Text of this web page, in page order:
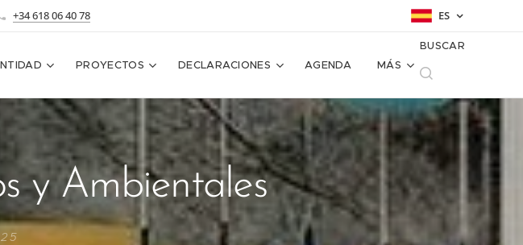
+34 618 06 40 78 ES
PROYECTOS DECLARACIONES AGENDA MÁS
BUSCAR
y Ambientales